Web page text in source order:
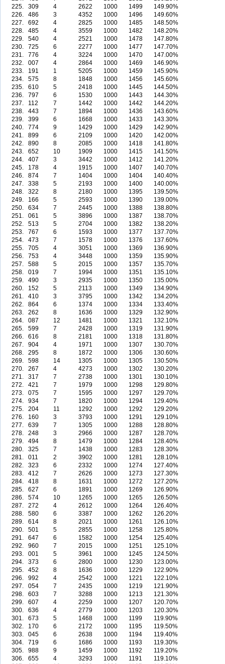
225.
309 4 2622 1000 1499
149.90%
226.
486 3 4352 1000 1496
149.60%
227.
692 4 2825 1000 1485
148.50%
228.
485 4 3559 1000 1482
148.20%
229.
540 4 2521 1000 1478
147.80%
230.
725 6 2277 1000 1477
147.70%
231.
776 4 3224 1000 1470
147.00%
232.
007 4 2864 1000 1469
146.90%
233.
191 1 5205 1000 1459
145.90%
234.
575 8 1848 1000 1456
145.60%
235.
610 5 2418 1000 1445
144.50%
236.
797 6 1530 1000 1443
144.30%
237.
112 7 1442 1000 1442
144.20%
238.
443 7 1894 1000 1436
143.60%
239.
399 6 1668 1000 1433
143.30%
240.
774 9 1429 1000 1429
142.90%
241.
899 6 2109 1000 1420
142.00%
242.
890 8 2085 1000 1418
141.80%
243.
652 10 1909 1000 1415
141.50%
244.
407 3 3442 1000 1412
141.20%
245.
178 4 1915 1000 1407
140.70%
246.
874 7 1404 1000 1404
140.40%
247.
338 5 2193 1000 1400
140.00%
248.
322 8 2180 1000 1395
139.50%
249.
166 5 2593 1000 1390
139.00%
250.
634 7 2445 1000 1388
138.80%
251.
061 5 3896 1000 1387
138.70%
252.
513 5 2704 1000 1382
138.20%
253.
767 6 1593 1000 1377
137.70%
254.
473 7 1578 1000 1376
137.60%
255.
705 4 3051 1000 1369
136.90%
256.
753 4 3448 1000 1359
135.90%
257.
588 5 2015 1000 1357
135.70%
258.
019 7 1994 1000 1351
135.10%
259.
490 3 2935 1000 1350
135.00%
260.
152 5 2113 1000 1349
134.90%
261.
410 3 3795 1000 1342
134.20%
262.
864 6 1374 1000 1334
133.40%
263.
262 8 1636 1000 1329
132.90%
264.
087 12 1481 1000 1321
132.10%
265.
599 7 2428 1000 1319
131.90%
266.
616 8 2181 1000 1318
131.80%
267.
904 4 1971 1000 1307
130.70%
268.
295 8 1872 1000 1306
130.60%
269.
598 14 1305 1000 1305
130.50%
270.
267 4 4273 1000 1302
130.20%
271.
317 7 2738 1000 1301
130.10%
272.
421 7 1979 1000 1298
129.80%
273.
075 7 1595 1000 1297
129.70%
274.
934 7 1820 1000 1294
129.40%
275.
204 11 1292 1000 1292
129.20%
276.
160 3 3793 1000 1291
129.10%
277.
639 7 1305 1000 1288
128.80%
278.
248 3 2966 1000 1287
128.70%
279.
494 8 1479 1000 1284
128.40%
280.
325 7 1438 1000 1283
128.30%
281.
011 2 3902 1000 1281
128.10%
282.
323 6 2332 1000 1274
127.40%
283.
412 7 2626 1000 1273
127.30%
284.
418 8 1631 1000 1272
127.20%
285.
627 6 1891 1000 1269
126.90%
286.
574 10 1265 1000 1265
126.50%
287.
272 4 2612 1000 1264
126.40%
288.
580 6 3387 1000 1262
126.20%
289.
614 8 2021 1000 1261
126.10%
290.
501 5 2855 1000 1258
125.80%
291.
647 6 1582 1000 1254
125.40%
292.
960 7 2015 1000 1251
125.10%
293.
001 5 3961 1000 1245
124.50%
294.
373 6 2800 1000 1230
123.00%
295.
452 8 1636 1000 1229
122.90%
296.
992 4 2542 1000 1221
122.10%
297.
054 7 2435 1000 1219
121.90%
298.
603 7 3288 1000 1213
121.30%
299.
607 4 2259 1000 1207
120.70%
300.
636 4 2779 1000 1203
120.30%
301.
673 5 1468 1000 1199
119.90%
302.
170 6 2172 1000 1195
119.50%
303.
045 6 2638 1000 1194
119.40%
304.
719 6 1686 1000 1193
119.30%
305.
988 9 1459 1000 1192
119.20%
306.
655 4 3293 1000 1191
119.10%